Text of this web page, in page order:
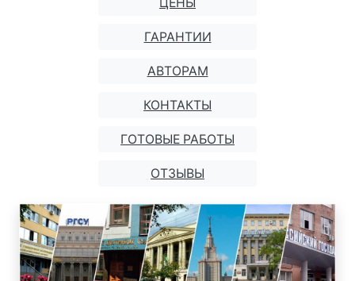
ГАРАНТИИ
АВТОРАМ
КОНТАКТЫ
ГОТОВЫЕ РАБОТЫ
ОТЗЫВЫ